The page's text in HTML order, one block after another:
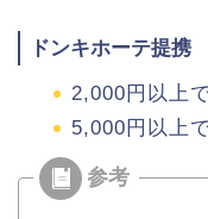
ドンキホーテ提携
2,000円以上
5,000円以上